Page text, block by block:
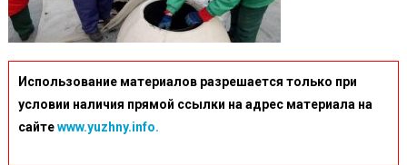
Использование материалов разрешается только при
условии наличия прямой ссылки на адрес материала на
сайтеwww.yuzhny.info.